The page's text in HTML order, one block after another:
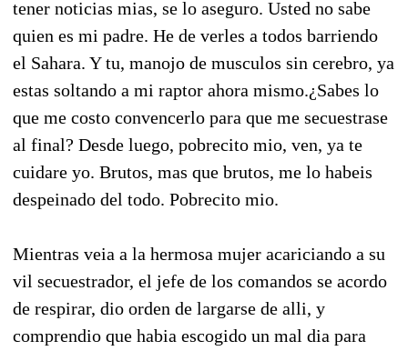
tener noticias mias, se lo aseguro. Usted no sabe
quien es mi padre. He de verles a todos barriendo
el Sahara. Y tu, manojo de musculos sin cerebro, ya
estas soltando a mi raptor ahora mismo.¿Sabes lo
que me costo convencerlo para que me secuestrase
al final? Desde luego, pobrecito mio, ven, ya te
cuidare yo. Brutos, mas que brutos, me lo habeis
despeinado del todo. Pobrecito mio.
Mientras veia a la hermosa mujer acariciando a su
vil secuestrador, el jefe de los comandos se acordo
de respirar, dio orden de largarse de alli, y
comprendio que habia escogido un mal dia para